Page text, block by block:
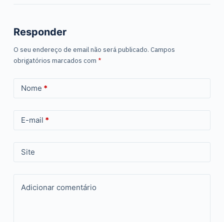
Responder
O seu endereço de email não será publicado. Campos
obrigatórios marcados com *
Nome *
E-mail *
Site
Adicionar comentário